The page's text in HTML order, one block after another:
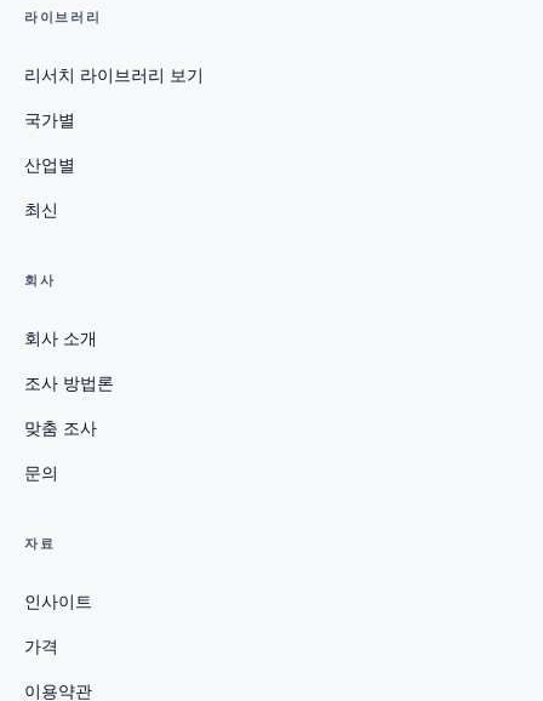
라이브러리
리서치 라이브러리 보기
국가별
산업별
최신
회사
회사 소개
조사 방법론
맞춤 조사
문의
자료
인사이트
가격
이용약관